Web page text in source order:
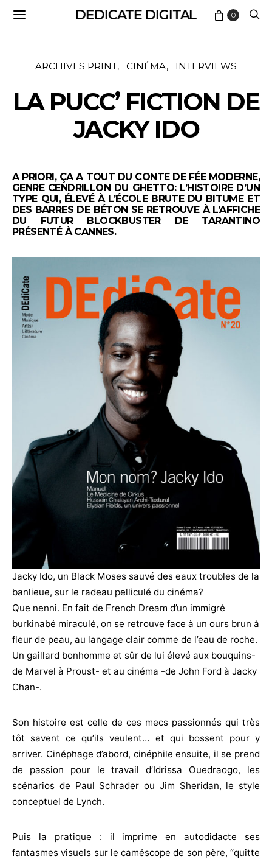
DEDICATE DIGITAL 0
ARCHIVES PRINT CINÉMA INTERVIEWS
LA PUCC’ FICTION DE
JACKY IDO
A PRIORI, ÇA A TOUT DU CONTE DE FÉE MODERNE,
GENRE CENDRILLON DU GHETTO: L’HISTOIRE D’UN
TYPE QUI, ÉLEVÉ À L’ÉCOLE BRUTE DU BITUME ET
DES BARRES DE BÉTON SE RETROUVE À L’AFFICHE
DU FUTUR BLOCKBUSTER DE TARANTINO
PRÉSENTÉ À CANNES.
Jacky Ido, un Black Moses sauvé des eaux troubles de la
banlieue, sur le radeau pelliculé du cinéma?
Que nenni. En fait de French Dream d’un immigré
burkinabé miraculé, on se retrouve face à un ours brun à
fleur de peau, au langage clair comme de l’eau de roche.
Un gaillard bonhomme et sûr de lui élevé aux bouquins-
de Marvel à Proust- et au cinéma -de John Ford à Jacky
Chan-.
Son histoire est celle de ces mecs passionnés qui très
tôt savent ce qu’ils veulent… et qui bossent pour y
arriver. Cinéphage d’abord, cinéphile ensuite, il se prend
de passion pour le travail d’Idrissa Ouedraogo, les
scénarios de Paul Schrader ou Jim Sheridan, le style
conceptuel de Lynch.
Puis la pratique : il imprime en autodidacte ses
fantasmes visuels sur le caméscope de son père, “quitte